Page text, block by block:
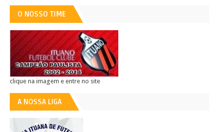
O NOSSO TIME
clique na imagem e entre no site
A NOSSA LIGA